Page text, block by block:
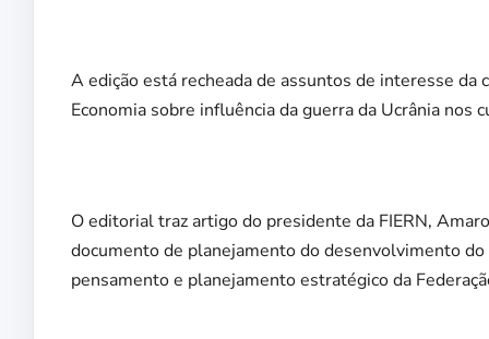
A edição está recheada de assuntos de interesse
Economia sobre influência da guerra da Ucrânia
O editorial traz artigo do presidente da FIERN,
documento de planejamento do desenvolvimento
pensamento e planejamento estratégico da